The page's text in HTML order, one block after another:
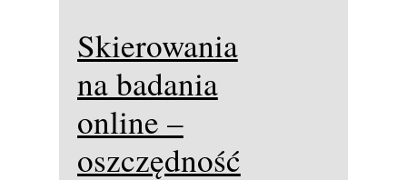
Skierowania
na badania
online –
oszczędność